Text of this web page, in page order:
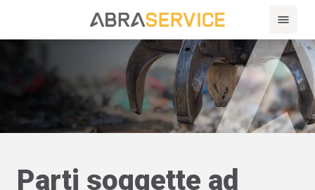
Parti soggette ad